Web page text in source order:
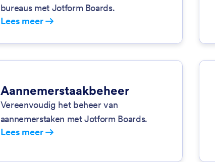
bureaus met Jotform Boards.
Lees meer
Aannemerstaakbeheer
Vereenvoudig het beheer van
aannemerstaken met Jotform Boards.
Lees meer